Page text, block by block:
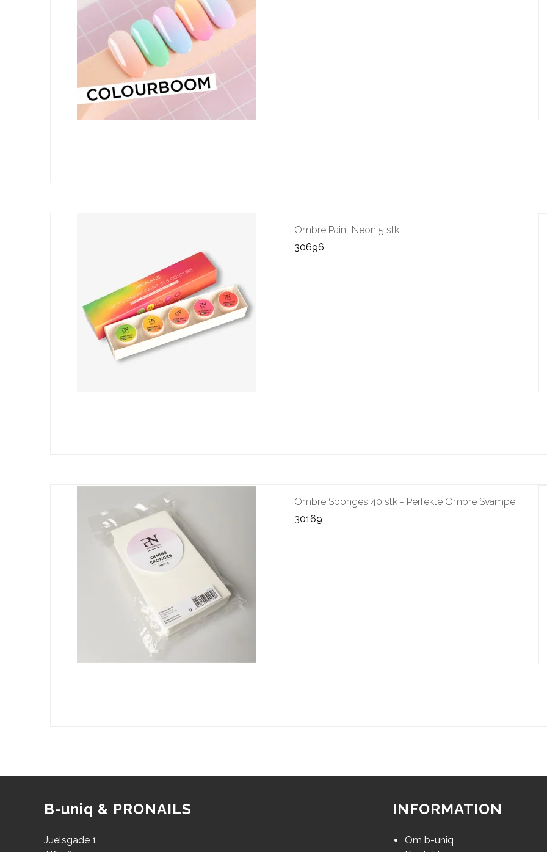
Ombre Paint Neon 5 stk
30696
Ombre Sponges 40 stk - Perfekte Ombre Svampe
30169
B-uniq & PRONAILS
Juelsgade 1
INFORMATION
Om b-uniq